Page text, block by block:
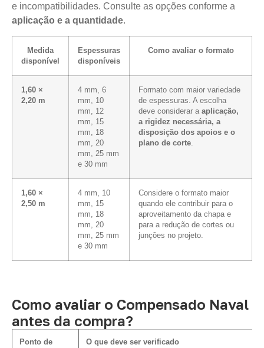
e incompatibilidades. Consulte as opções conforme a
aplicação e a quantidade.
Medida
disponível
Espessuras
disponíveis
Como avaliar o formato
1,60 ×
2,20 m
4 mm, 6
mm, 10
mm, 12
mm, 15
mm, 18
mm, 20
mm, 25 mm
e 30 mm
Formato com maior variedade
de espessuras. A escolha
deve considerar a aplicação,
a rigidez necessária, a
disposição dos apoios e o
plano de corte.
1,60 ×
2,50 m
4 mm, 10
mm, 15
mm, 18
mm, 20
mm, 25 mm
e 30 mm
Considere o formato maior
quando ele contribuir para o
aproveitamento da chapa e
para a redução de cortes ou
junções no projeto.
Como avaliar o Compensado Naval
antes da compra?
Ponto de
O que deve ser verificado